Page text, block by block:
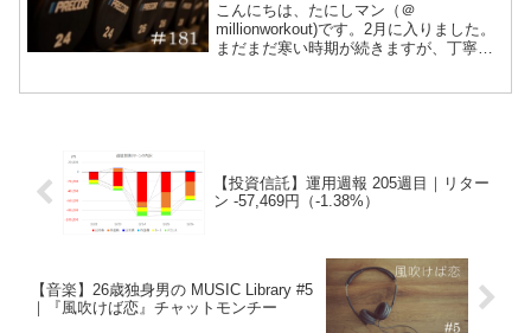
こんにちは、たにしマン（＠
millionworkout)です。2月に入りました。
まだまだ寒い時期が続きますが、丁寧に
【投資信託】運用週報 205週目｜リター
ン -57,469円（-1.38%）
【音楽】26歳独身男の MUSIC Library #5
｜『風吹けば恋』チャットモンチー